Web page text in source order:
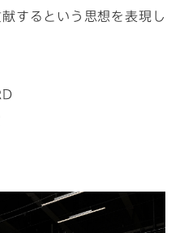
するという思想を表現し